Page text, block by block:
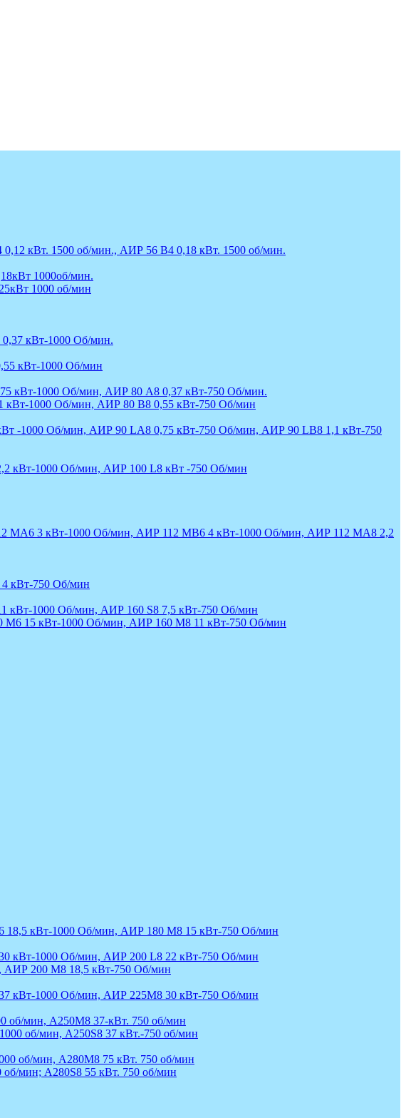
кВт. 1500 об/мин., АИР 56 В4 0,18 кВт. 1500 об/мин.
1000об/мин.
1000 об/мин
кВт-1000 Об/мин.
кВт-1000 Об/мин
кВт-1000 Об/мин, АИР 80 А8 0,37 кВт-750 Об/мин.
кВт-1000 Об/мин, АИР 80 В8 0,55 кВт-750 Об/мин
-1000 Об/мин, АИР 90 LA8 0,75 кВт-750 Об/мин, АИР 90 LB8 1,1 кВт-750
кВт-1000 Об/мин, АИР 100 L8 кВт -750 Об/мин
МА6 3 кВт-1000 Об/мин, АИР 112 МВ6 4 кВт-1000 Об/мин, АИР 112 МА8 2,2
кВт-750 Об/мин
кВт-1000 Об/мин, АИР 160 S8 7,5 кВт-750 Об/мин
М6 15 кВт-1000 Об/мин, АИР 160 М8 11 кВт-750 Об/мин
кВт-1000 Об/мин, АИР 180 М8 15 кВт-750 Об/мин
кВт-1000 Об/мин, АИР 200 L8 22 кВт-750 Об/мин
АИР 200 М8 18,5 кВт-750 Об/мин
кВт-1000 Об/мин, АИР 225М8 30 кВт-750 Об/мин
об/мин, A250M8 37-кВт. 750 об/мин
об/мин, A250S8 37 кВт.-750 об/мин
об/мин, A280M8 75 кВт. 750 об/мин
об/мин; A280S8 55 кВт. 750 об/мин